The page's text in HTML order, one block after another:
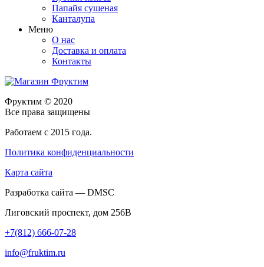
Папайя сушеная
Канталупа
Меню
О нас
Доставка и оплата
Контакты
Фруктим © 2020
Все права защищены
Работаем с 2015 года.
Политика конфиденциальности
Карта сайта
Разработка сайта — DMSC
Лиговский проспект, дом 256В
+7(812) 666-07-28
info@fruktim.ru